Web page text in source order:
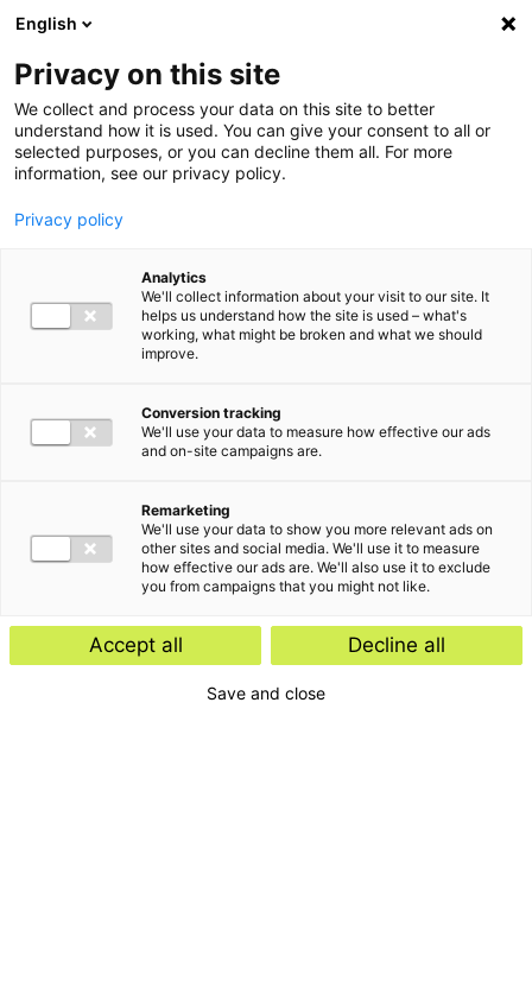
Ga direct naar de inhoud
English
Privacy on this site
We collect and process your data on this site to better
understand how it is used. You can give your consent to all or
selected purposes, or you can decline them all. For more
information, see our privacy policy.
Privacy policy
Analytics
We'll collect information about your visit to our site. It
helps us understand how the site is used – what's
working, what might be broken and what we should
improve.
Conversion tracking
We'll use your data to measure how effective our ads
and on-site campaigns are.
Remarketing
We'll use your data to show you more relevant ads on
other sites and social media. We'll use it to measure
how effective our ads are. We'll also use it to exclude
you from campaigns that you might not like.
Accept all Decline all
Save and close